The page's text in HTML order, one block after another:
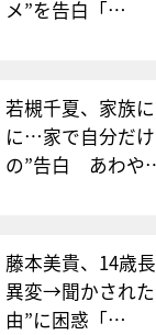
メ”を告白「…
若槻千夏、家族
に…家で自分だ
の”告白 あわや
藤本美貴、14歳
異変→聞かされ
由”に困惑「…